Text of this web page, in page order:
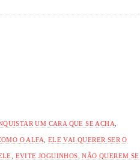
UM CARA QUE SE ACHA
O ALFA ELE VAI QUERER SER O
EVITE JOGUINHOS ,NÃO QUEREM SE